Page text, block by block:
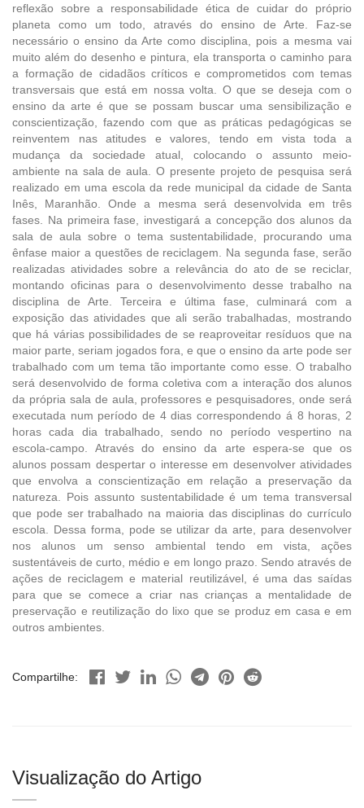
reflexão sobre a responsabilidade ética de cuidar do próprio
planeta como um todo, através do ensino de Arte. Faz-se
necessário o ensino da Arte como disciplina, pois a mesma vai
muito além do desenho e pintura, ela transporta o caminho para
a formação de cidadãos críticos e comprometidos com temas
transversais que está em nossa volta. O que se deseja com o
ensino da arte é que se possam buscar uma sensibilização e
conscientização, fazendo com que as práticas pedagógicas se
reinventem nas atitudes e valores, tendo em vista toda a
mudança da sociedade atual, colocando o assunto meio-
ambiente na sala de aula. O presente projeto de pesquisa será
realizado em uma escola da rede municipal da cidade de Santa
Inês, Maranhão. Onde a mesma será desenvolvida em três
fases. Na primeira fase, investigará a concepção dos alunos da
sala de aula sobre o tema sustentabilidade, procurando uma
ênfase maior a questões de reciclagem. Na segunda fase, serão
realizadas atividades sobre a relevância do ato de se reciclar,
montando oficinas para o desenvolvimento desse trabalho na
disciplina de Arte. Terceira e última fase, culminará com a
exposição das atividades que ali serão trabalhadas, mostrando
que há várias possibilidades de se reaproveitar resíduos que na
maior parte, seriam jogados fora, e que o ensino da arte pode ser
trabalhado com um tema tão importante como esse. O trabalho
será desenvolvido de forma coletiva com a interação dos alunos
da própria sala de aula, professores e pesquisadores, onde será
executada num período de 4 dias correspondendo á 8 horas, 2
horas cada dia trabalhado, sendo no período vespertino na
escola-campo. Através do ensino da arte espera-se que os
alunos possam despertar o interesse em desenvolver atividades
que envolva a conscientização em relação a preservação da
natureza. Pois assunto sustentabilidade é um tema transversal
que pode ser trabalhado na maioria das disciplinas do currículo
escola. Dessa forma, pode se utilizar da arte, para desenvolver
nos alunos um senso ambiental tendo em vista, ações
sustentáveis de curto, médio e em longo prazo. Sendo através de
ações de reciclagem e material reutilizável, é uma das saídas
para que se comece a criar nas crianças a mentalidade de
preservação e reutilização do lixo que se produz em casa e em
outros ambientes.
Compartilhe:
Visualização do Artigo